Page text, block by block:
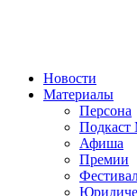
Новости
Материалы
Персона
Подкаст
Афиша
Премии